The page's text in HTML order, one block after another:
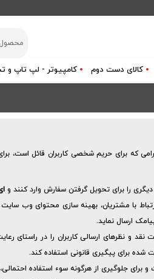
کالای دست دوم کامپیوتر - لپ تاپ و
که برای حریم شخصی کاربران قائل است،
را برای تحویل گرفتن سفارش وارد کنند و
با مشتریان، بهینه سازی محتوای وب سایت
ارسال نماید.
نقد و نظرهای ارسالی کاربران را در راستای
شده برای پیگیری قانونی استفاده کند.
برای جلوگیری از هرگونه سوء استفاده